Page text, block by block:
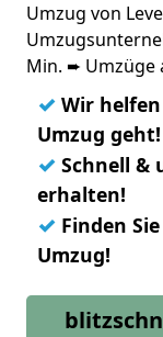
Umzug von
Min. ➨ Umzüge
✓ Wir
Umzug geht!
✓ Schnell &
erhalten!
✓ Finden
Umzug!